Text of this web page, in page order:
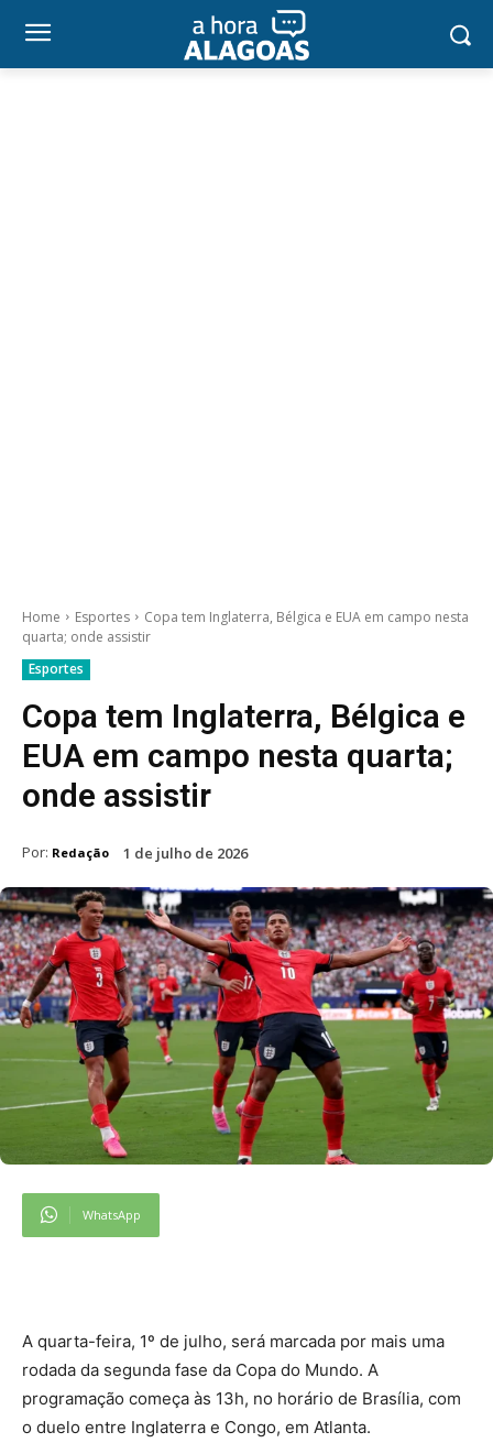
Home Esportes
Copa tem Inglaterra, Bélgica e EUA em campo nesta
quarta; onde assistir
Esportes
Copa tem Inglaterra, Bélgica e
EUA em campo nesta quarta;
onde assistir
Por: Redação 1 de julho de 2026
WhatsApp
A quarta-feira, 1º de julho, será marcada por mais uma
rodada da segunda fase da Copa do Mundo. A
programação começa às 13h, no horário de Brasília, com
o duelo entre Inglaterra e Congo, em Atlanta.